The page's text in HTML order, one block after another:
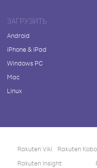
ЗАГРУЗИТЬ
Android
iPhone & iPad
Windows PC
Mac
Linux
Rakuten Viki Rakuten Kobo
Rakuten Insight